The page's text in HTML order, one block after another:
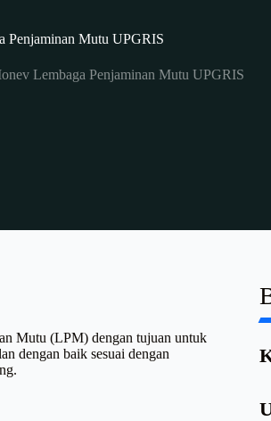
Penjaminan Mutu UPGRIS
Lembaga Penjaminan Mutu UPGRIS
Mutu (LPM) dengan tujuan untuk
dengan baik sesuai dengan